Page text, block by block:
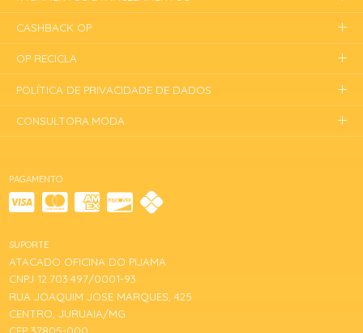
PAGAMENTO
SUPORTE
ATACADO OFICINA DO PIJAMA
CNPJ 12.703.497/0001-93
RUA JOAQUIM JOSE MARQUES, 425
CENTRO, JURUAIA/MG
CEP 37805-000
CASHBACK OP
OP RECICLA
POLÍTICA DE PRIVACIDADE DE DADOS
CONSULTORA.MODA